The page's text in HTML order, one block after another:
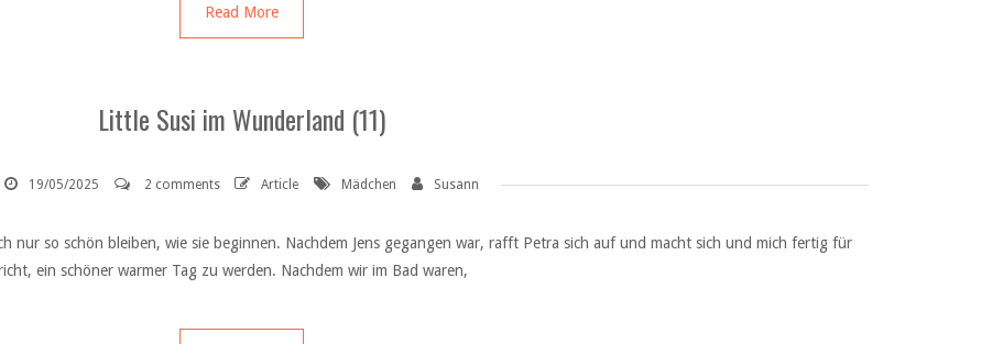
Read More
Little Susi im Wunderland (11)
19/05/2025 2 comments Article Mädchen Susann
so schön bleiben, wie sie beginnen. Nachdem Jens gegangen war, rafft Petra sich auf und macht sich und mich fertig für
ein schöner warmer Tag zu werden. Nachdem wir im Bad waren,